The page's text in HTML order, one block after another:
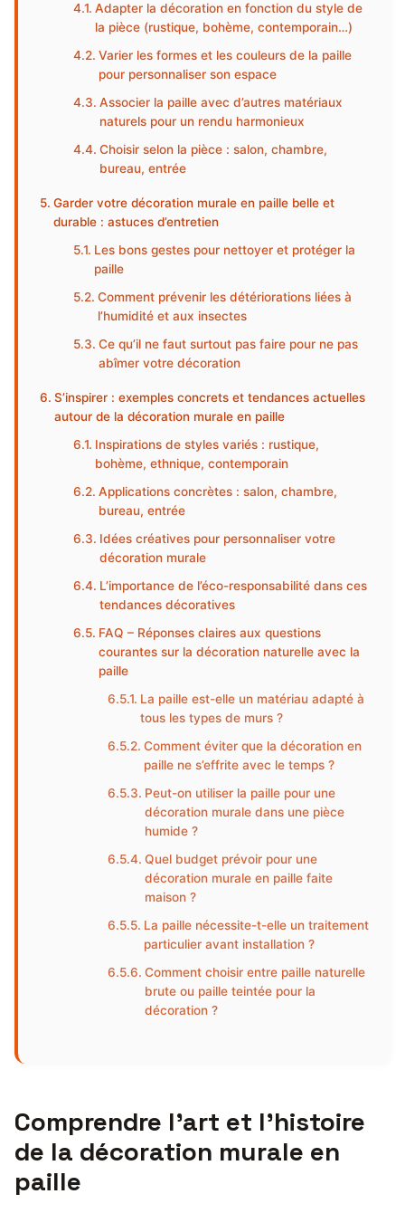
Adapter la décoration en fonction du style de
la pièce (rustique, bohème, contemporain…)
Varier les formes et les couleurs de la paille
pour personnaliser son espace
Associer la paille avec d’autres matériaux
naturels pour un rendu harmonieux
Choisir selon la pièce : salon, chambre,
bureau, entrée
Garder votre décoration murale en paille belle et
durable : astuces d’entretien
Les bons gestes pour nettoyer et protéger la
paille
Comment prévenir les détériorations liées à
l’humidité et aux insectes
Ce qu’il ne faut surtout pas faire pour ne pas
abîmer votre décoration
S’inspirer : exemples concrets et tendances actuelles
autour de la décoration murale en paille
Inspirations de styles variés : rustique,
bohème, ethnique, contemporain
Applications concrètes : salon, chambre,
bureau, entrée
Idées créatives pour personnaliser votre
décoration murale
L’importance de l’éco-responsabilité dans ces
tendances décoratives
FAQ – Réponses claires aux questions
courantes sur la décoration naturelle avec la
paille
La paille est-elle un matériau adapté à
tous les types de murs ?
Comment éviter que la décoration en
paille ne s’effrite avec le temps ?
Peut-on utiliser la paille pour une
décoration murale dans une pièce
humide ?
Quel budget prévoir pour une
décoration murale en paille faite
maison ?
La paille nécessite-t-elle un traitement
particulier avant installation ?
Comment choisir entre paille naturelle
brute ou paille teintée pour la
décoration ?
Comprendre l’art et l’histoire
de la décoration murale en
paille